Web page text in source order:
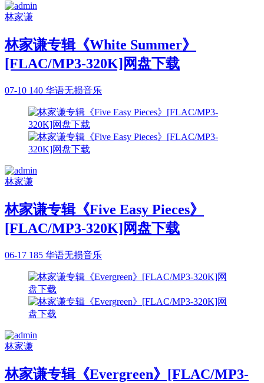
林家谦
林家谦专辑《White Summer》
[FLAC/MP3-320K]网盘下载
07-10 140 华语无损音乐
林家谦
林家谦专辑《Five Easy Pieces》
[FLAC/MP3-320K]网盘下载
06-17 185 华语无损音乐
林家谦
林家谦专辑《Evergreen》[FLAC/MP3-